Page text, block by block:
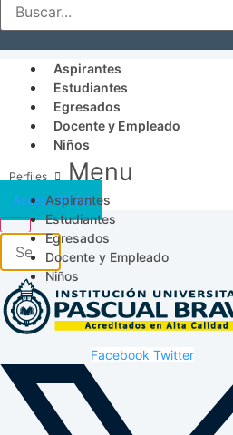
Aspirantes
Estudiantes
Egresados
Docente y Empleado
Niños
Menu
Aspirantes
Estudiantes
Egresados
Docente y Empleado
Niños
Acceso SICAU
Facebook Twitter